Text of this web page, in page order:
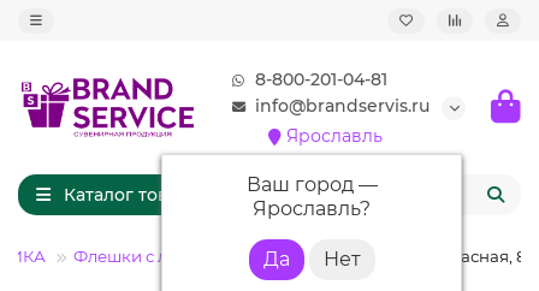
8-800-201-04-81
info@brandservis.ru
Ярославль
Ваш город —
Ярославль?
Каталог товаров
Флешки с логотипом Флешка «Грузовик», красная, 8